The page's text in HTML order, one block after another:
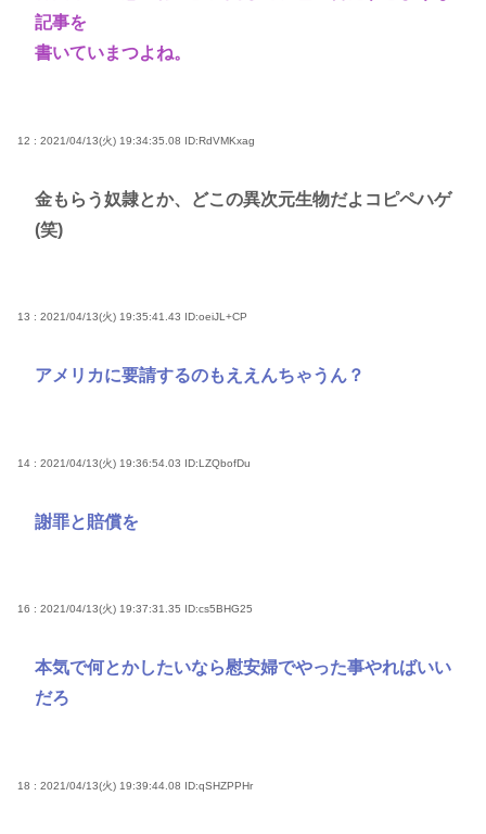
記事を
書いていまつよね。
12 : 2021/04/13(火) 19:34:35.08 ID:RdVMKxag
金もらう奴隷とか、どこの異次元生物だよコピペハゲ
(笑)
13 : 2021/04/13(火) 19:35:41.43 ID:oeiJL+CP
アメリカに要請するのもええんちゃうん？
14 : 2021/04/13(火) 19:36:54.03 ID:LZQbofDu
謝罪と賠償を
16 : 2021/04/13(火) 19:37:31.35 ID:cs5BHG25
本気で何とかしたいなら慰安婦でやった事やればいい
だろ
18 : 2021/04/13(火) 19:39:44.08 ID:qSHZPPHr